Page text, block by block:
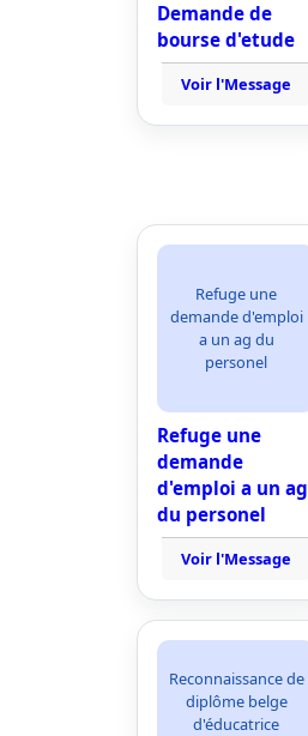
Demande de
bourse d'etude
Voir l'Message
Refuge une
demande d'emploi
a un ag du
personel
Refuge une
demande
d'emploi a un ag
du personel
Voir l'Message
Reconnaissance de
diplôme belge
d'éducatrice